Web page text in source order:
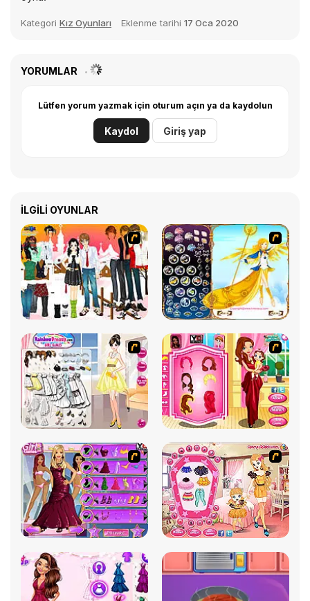
Kategori Kız Oyunları Eklenme tarihi 17 Oca 2020
YORUMLAR
Lütfen yorum yazmak için oturum açın ya da kaydolun
Kaydol Giriş yap
İLGILI OYUNLAR